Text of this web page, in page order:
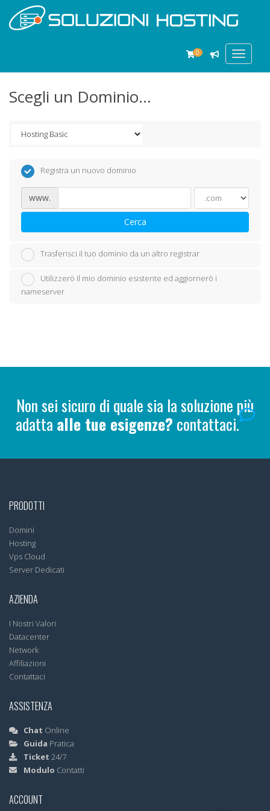
Toggle
0
Scegli un Dominio...
Registra un nuovo dominio
www.
Cerca
Trasferisci il tuo dominio da un altro registrar
Utilizzerò il mio dominio esistente ed aggiornerò i
nameserver
Non sei sicuro di quale sia la soluzione più
adatta alle tue esigenze? contattaci.
PRODOTTI
Domini
Hosting
Vps Cloud
Server Dedicati
AZIENDA
I Nostri Valori
Datacenter
Network
Affiliazioni
Contattaci
ASSISTENZA
Chat Online
Guida Pratica
Ticket 24/7
Modulo Contatti
ACCOUNT